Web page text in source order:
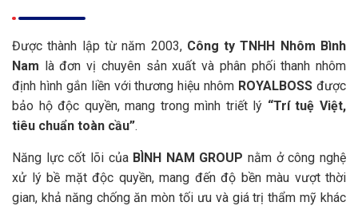
Được thành lập từ năm 2003, Công ty TNHH Nhôm Bình
Nam là đơn vị chuyên sản xuất và phân phối thanh nhôm
định hình gắn liền với thương hiệu nhôm ROYALBOSS được
bảo hộ độc quyền, mang trong mình triết lý “Trí tuệ Việt,
tiêu chuẩn toàn cầu”.
Năng lực cốt lõi của BÌNH NAM GROUP nằm ở công nghệ
xử lý bề mặt độc quyền, mang đến độ bền màu vượt thời
gian, khả năng chống ăn mòn tối ưu và giá trị thẩm mỹ khác